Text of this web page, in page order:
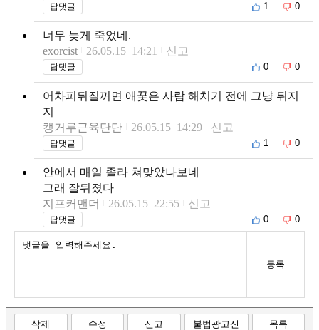
답댓글 1 0
너무 늦게 죽었네.
exorcist
26.05.15 14:21 신고
답댓글 0 0
어차피뒤질꺼면 애꿎은 사람 해치기 전에 그냥 뒤지
지
캥거루근육단단
26.05.15 14:29 신고
답댓글 1 0
안에서 매일 졸라 쳐맞았나보네
그래 잘뒤졌다
지프커맨더
26.05.15 22:55 신고
답댓글 0 0
등록
삭제 수정 신고 불법광고신 목록